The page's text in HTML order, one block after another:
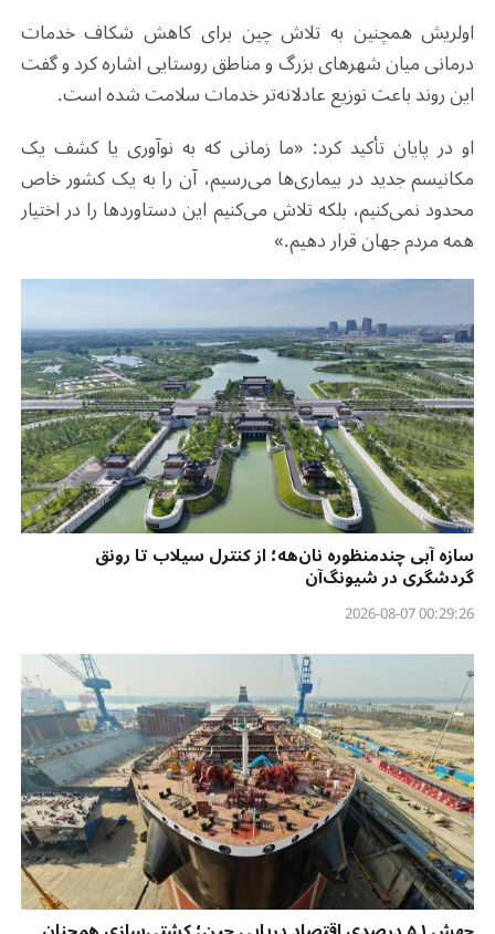
اولریش همچنین به تلاش چین برای کاهش شکاف خدمات
درمانی میان شهرهای بزرگ و مناطق روستایی اشاره کرد و گفت
این روند باعث توزیع عادلانه‌تر خدمات سلامت شده است.
او در پایان تأکید کرد: «ما زمانی که به نوآوری یا کشف یک
مکانیسم جدید در بیماری‌ها می‌رسیم، آن را به یک کشور خاص
محدود نمی‌کنیم، بلکه تلاش می‌کنیم این دستاوردها را در اختیار
همه مردم جهان قرار دهیم.
»
سازه آبی چندمنظوره نان‌هه؛ از کنترل سیلاب تا رونق
گردشگری در شیونگ‌آن
00:29:26 2026-08-07